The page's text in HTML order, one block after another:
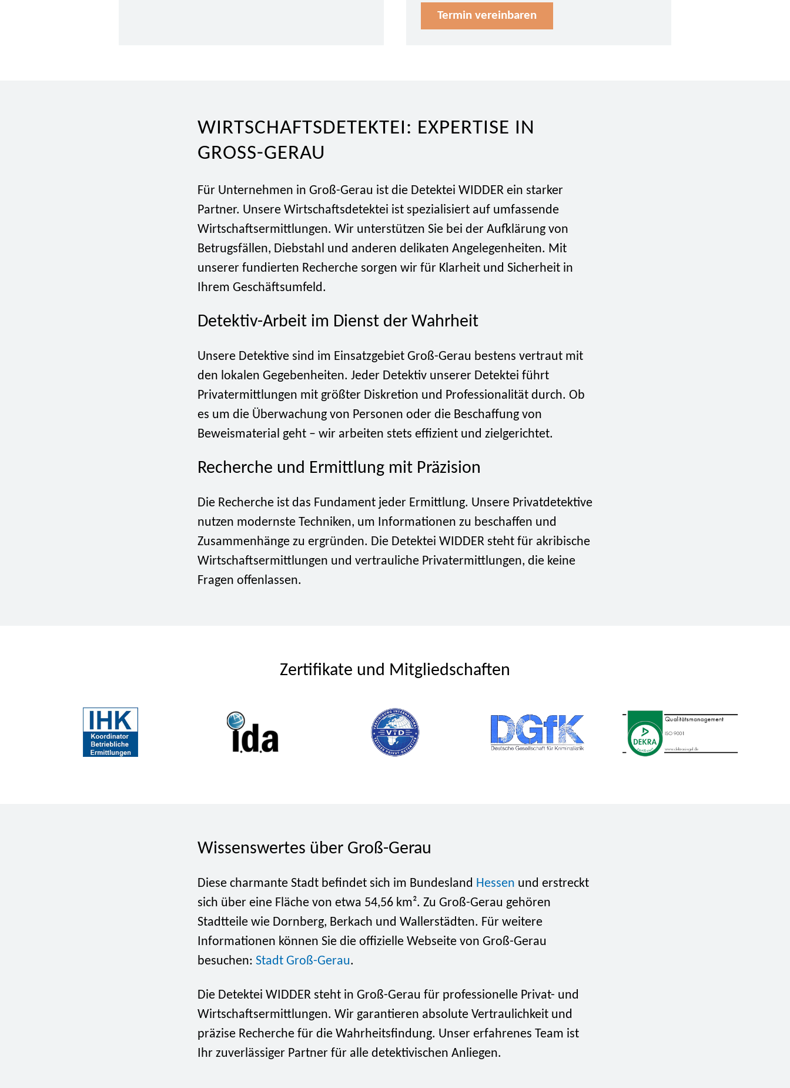
Termin vereinbaren
WIRTSCHAFTSDETEKTEI: EXPERTISE IN
GROSS-GERAU
Für Unternehmen in Groß-Gerau ist die Detektei WIDDER ein starker
Partner. Unsere Wirtschaftsdetektei ist spezialisiert auf umfassende
Wirtschaftsermittlungen. Wir unterstützen Sie bei der Aufklärung von
Betrugsfällen, Diebstahl und anderen delikaten Angelegenheiten. Mit
unserer fundierten Recherche sorgen wir für Klarheit und Sicherheit in
Ihrem Geschäftsumfeld.
Detektiv-Arbeit im Dienst der Wahrheit
Unsere Detektive sind im Einsatzgebiet Groß-Gerau bestens vertraut mit
den lokalen Gegebenheiten. Jeder Detektiv unserer Detektei führt
Privatermittlungen mit größter Diskretion und Professionalität durch. Ob
es um die Überwachung von Personen oder die Beschaffung von
Beweismaterial geht – wir arbeiten stets effizient und zielgerichtet.
Recherche und Ermittlung mit Präzision
Die Recherche ist das Fundament jeder Ermittlung. Unsere Privatdetektive
nutzen modernste Techniken, um Informationen zu beschaffen und
Zusammenhänge zu ergründen. Die Detektei WIDDER steht für akribische
Wirtschaftsermittlungen und vertrauliche Privatermittlungen, die keine
Fragen offenlassen.
Zertifikate und Mitgliedschaften
Wissenswertes über Groß-Gerau
Diese charmante Stadt befindet sich im Bundesland Hessen und erstreckt
sich über eine Fläche von etwa 54,56 km². Zu Groß-Gerau gehören
Stadtteile wie Dornberg, Berkach und Wallerstädten. Für weitere
Informationen können Sie die offizielle Webseite von Groß-Gerau
besuchen: Stadt Groß-Gerau.
Die Detektei WIDDER steht in Groß-Gerau für professionelle Privat- und
Wirtschaftsermittlungen. Wir garantieren absolute Vertraulichkeit und
präzise Recherche für die Wahrheitsfindung. Unser erfahrenes Team ist
Ihr zuverlässiger Partner für alle detektivischen Anliegen.